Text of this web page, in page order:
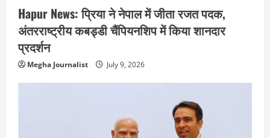
Hapur News: प्रिया ने नेपाल में जीता रजत पदक,
अंतरराष्ट्रीय कबड्डी चैंपियनशिप में किया शानदार
प्रदर्शन
Megha Journalist July 9, 2026